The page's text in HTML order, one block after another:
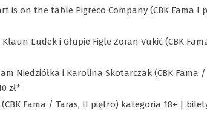
is on the table Pigreco Company (CBK Fama I
Ludek i Głupie Figle Zoran Vukić (CBK
Niedziółka i Karolina Skotarczak (CBK
zł*
Fama / Taras, II piętro) kategoria 18+ |